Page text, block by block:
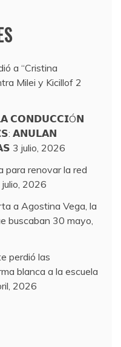
a “Cristina
Milei y Kicillof 2
𝗖𝗢𝗡𝗗𝗨𝗖𝗖𝗜Ó𝗡
𝗔𝗡𝗨𝗟𝗔𝗡
3 julio, 2026
para renovar la red
julio, 2026
a Agostina Vega, la
buscaban 30 mayo,
perdió las
blanca a la escuela
2026